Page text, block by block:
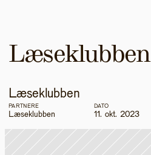
Læseklubben
Læseklubben
PARTNERE
Læseklubben
DATO
11. okt. 2023